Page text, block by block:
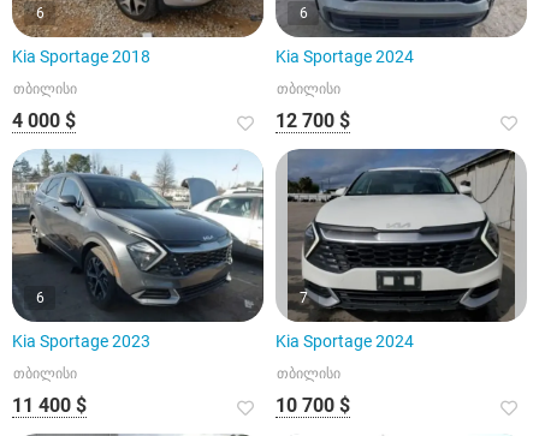
6
Kia Sportage 2018
თბილისი
4 000 $
6
Kia Sportage 2024
თბილისი
12 700 $
6
Kia Sportage 2023
თბილისი
11 400 $
7
Kia Sportage 2024
თბილისი
10 700 $